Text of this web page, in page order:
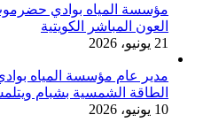
مؤسسة المياه بوادي
العون المباشر الكويتية
21 يونيو، 2026
مدير عام مؤسسة المياه
الطاقة الشمسية بشبام
10 يونيو، 2026